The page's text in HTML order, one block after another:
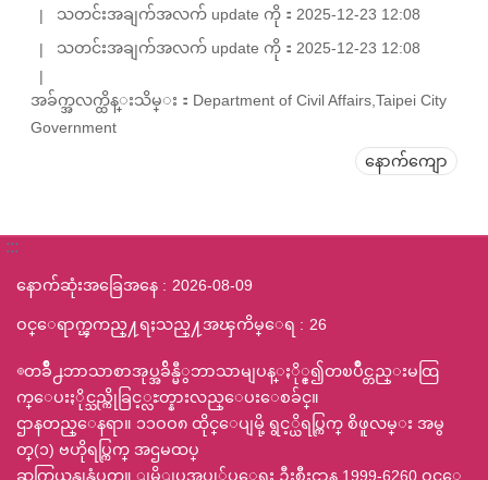
သတင်းအချက်အလက် update ကို：2025-12-23 12:08
သတင်းအချက်အလက် update ကို：2025-12-23 12:08
အခ်က္အလက္ထိန္းသိမ္း：Department of Civil Affairs,Taipei City
Government
နောက်ကျော
:::
နောက်ဆုံးအခြေအနေ 2026-08-09
ဝင္ေရာက္ၾကည္႔ရႈသည္႔အၾကိမ္ေရ 26
◎တခ်ဳိ႕ဘာသာစာအုပ္အခ်ိန္မီွဘာသာမျပန္ႏို္င္၍တၿပိဳင္တည္းမထြ
က္ေပးႏိုင္သည္ကိုခြင့္လႊတ္နားလည္ေပးေစခ်င္။
ဌာနတည္ေနရာ။ ၁၁ဝဝ၈ ထိုင္ေပျမို့ ရွင့္ယိရပ္ကြက္ စိဖူလမ္း အမွ
တ္(၁) ဗဟိုရပ္ကြက္ အဌမထပ္
ဆက္သြယ္ရန္ဖုန္နံပတ္။ ျမို့ျပအုပ္ခု်ပ္ေရး ဦးစီးဌာန 1999-6260 ဝင္ေ